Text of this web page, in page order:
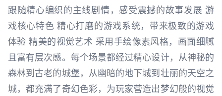
跟随精心编织的主线剧情，感受震撼的故事发展 游
戏核心特色 精心打磨的游戏系统，带来极致的游戏
体验 精美的视觉艺术 采用手绘像素风格，画面细腻
且富有层次感。每个场景都经过精心设计，从神秘的
森林到古老的城堡，从幽暗的地下城到壮丽的天空之
城，都充满了奇幻色彩，为玩家营造出梦幻般的视觉